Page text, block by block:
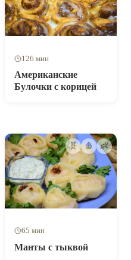
126 мин
Американские
Булочки с корицей
🧬 🩸 👶
65 мин
Манты с тыквой